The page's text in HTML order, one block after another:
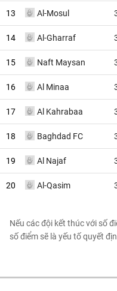
13 Al-Mosul
14 Al-Gharraf
15 Naft Maysan
16 Al Minaa
17 Al Kahrabaa
18 Baghdad FC
19 Al Najaf
20 Al-Qasim
Nếu các đội kết thúc với số
số điểm sẽ là yếu tố quyết